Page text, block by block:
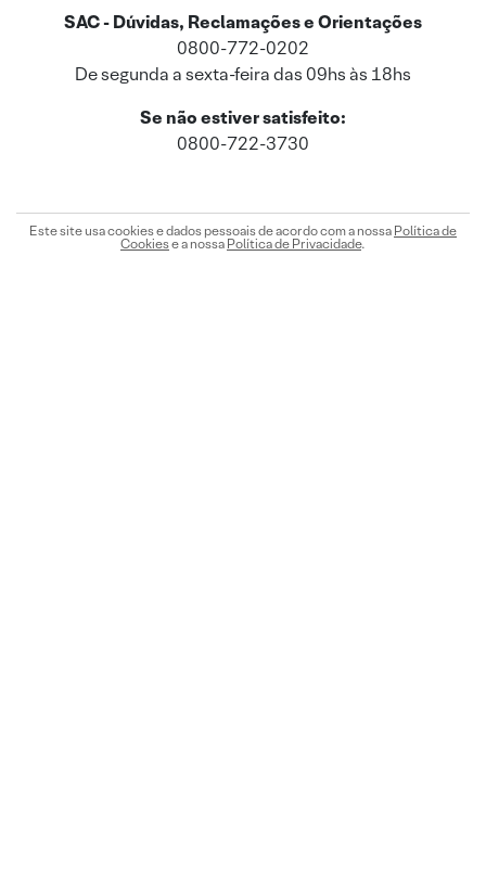
SAC - Dúvidas, Reclamações e Orientações
0800-772-0202
De segunda a sexta-feira das 09hs às 18hs
Se não estiver satisfeito:
0800-722-3730
Este site usa cookies e dados pessoais de acordo com a nossa Política de
Cookiese a nossa Política de Privacidade.